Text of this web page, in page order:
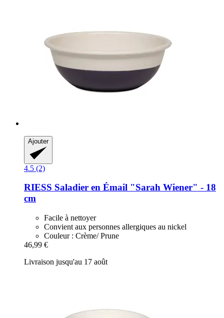
Ajouter
4.5 (2)
RIESS Saladier en Émail "Sarah Wiener" -​ 18
cm
Facile à nettoyer
Convient aux personnes allergiques au nickel
Couleur : Crème/ Prune
46,99 €
Livraison jusqu'au 17 août